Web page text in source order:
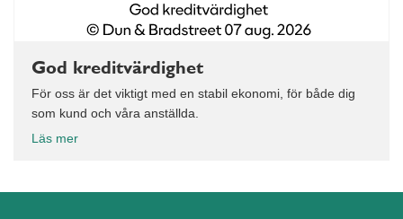
God kreditvärdighet
För oss är det viktigt med en stabil ekonomi, för både dig
som kund och våra anställda.
Läs mer